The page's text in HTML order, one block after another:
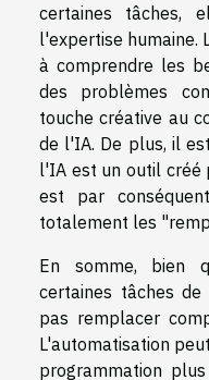
certaines tâches,
l'expertise humaine.
à comprendre les
des problèmes
touche créative au
de l'IA. De plus, il
l'IA est un outil créé
est par
totalement les
En somme, bien
certaines tâches
pas remplacer
L'automatisation
programmation